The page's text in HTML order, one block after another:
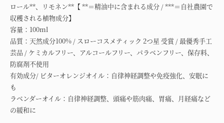
ロール**、リモネン**【 **＝精油中に含まれる成分 / ***＝自社農園で
収穫される植物成分】
容量：100ml
品質：天然成分100% / スローコスメティック 2つ星 受賞 / 最優秀手工
芸品 / ケミカルフリー、アルコールフリー、パラベンフリー、保存料、
防腐剤不使用
有効成分/ ビターオレンジオイル：自律神経調整や免疫強化、安眠に
も
ラベンダーオイル：自律神経調整、頭痛や筋肉痛、胃痛、月経痛など
の緩和に